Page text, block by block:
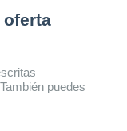
oferta
puedes